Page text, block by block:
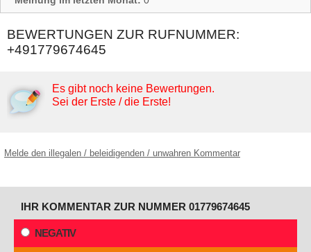
BEWERTUNGEN ZUR RUFNUMMER:
+491779674645
Es gibt noch keine Bewertungen.
Sei der Erste / die Erste!
Melde den illegalen / beleidigenden / unwahren Kommentar
IHR KOMMENTAR ZUR NUMMER 01779674645
NEGATIV